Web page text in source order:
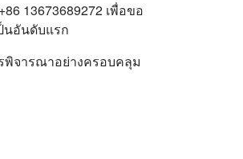
13673689272 เพื่อขอ
นอันดับแรก
พิจารณาอย่างครอบคลุม